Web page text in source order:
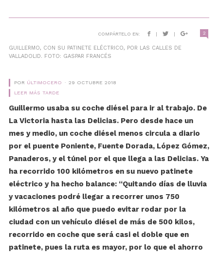
COMPÁRTELO EN: | | 2
GUILLERMO, CON SU PATINETE ELÉCTRICO, POR LAS CALLES DE
VALLADOLID. FOTO: GASPAR FRANCÉS
POR ÚLTIMOCERO
29 OCTUBRE 2018
LEER MÁS TARDE
Guillermo usaba su coche diésel para ir al trabajo. De
La Victoria hasta las Delicias. Pero desde hace un
mes y medio, un coche diésel menos circula a diario
por el puente Poniente, Fuente Dorada, López Gómez,
Panaderos, y el túnel por el que llega a las Delicias. Ya
ha recorrido 100 kilómetros en su nuevo patinete
eléctrico y ha hecho balance: “Quitando días de lluvia
y vacaciones podré llegar a recorrer unos 750
kilómetros al año que puedo evitar rodar por la
ciudad con un vehículo diésel de más de 500 kilos,
recorrido en coche que será casi el doble que en
patinete, pues la ruta es mayor, por lo que el ahorro